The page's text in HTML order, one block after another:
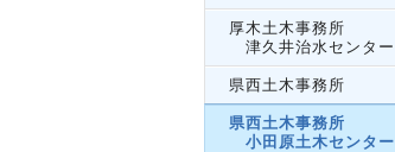
厚木土木事務所
津久井治水センター
県西土木事務所
県西土木事務所
小田原土木センター